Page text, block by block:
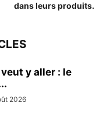
dans leurs produits.
y aller : le
2026